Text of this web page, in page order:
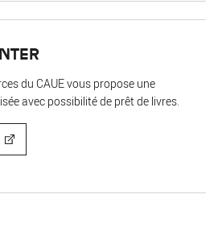
du CAUE vous propose une
avec possibilité de prêt de livres.